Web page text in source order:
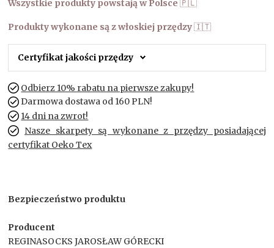
Wszystkie produkty powstają w Polsce 🇵🇱
Produkty wykonane są z włoskiej przędzy🇮🇹
Certyfikat jakości przędzy
Odbierz 10% rabatu na pierwsze zakupy!
Darmowa dostawa od 160 PLN!
14 dni na zwrot!
Nasze skarpety są wykonane z przędzy posiadającej
certyfikat Oeko Tex
Bezpieczeństwo produktu
Producent
REGINASOCKS JAROSŁAW GÓRECKI